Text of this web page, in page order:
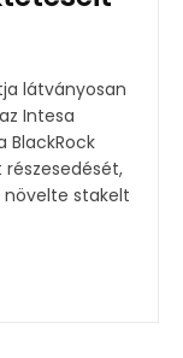
látványosan
Intesa
BlackRock
stakelt